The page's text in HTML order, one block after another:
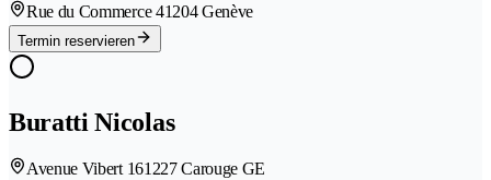
Rue du Commerce 41204 Genève
Termin reservieren
Buratti Nicolas
Avenue Vibert 161227 Carouge GE